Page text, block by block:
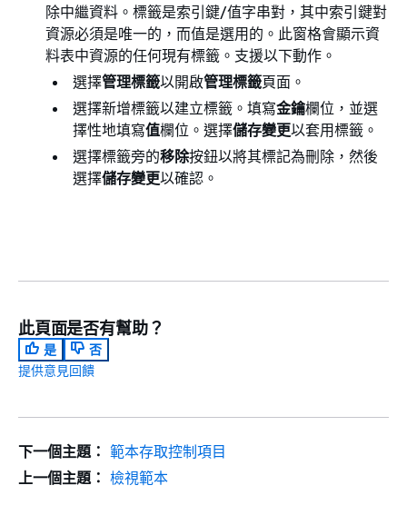
除中繼資料。標籤是索引鍵/值字串對，其中索引鍵對
資源必須是唯一的，而值是選用的。此窗格會顯示資
料表中資源的任何現有標籤。支援以下動作。
選擇管理標籤以開啟管理標籤頁面。
選擇新增標籤以建立標籤。填寫金鑰欄位，並選
擇性地填寫值欄位。選擇儲存變更以套用標籤。
選擇標籤旁的移除按鈕以將其標記為刪除，然後
選擇儲存變更以確認。
此頁面是否有幫助？
是
否
提供意見回饋
下一個主題： 範本存取控制項目
上一個主題： 檢視範本